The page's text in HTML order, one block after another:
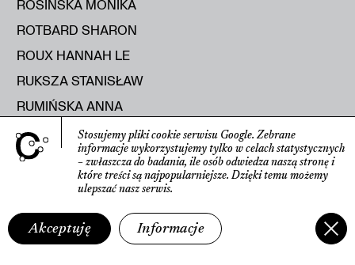
ROSIŃSKA MONIKA
ROTBARD SHARON
ROUX HANNAH LE
RUKSZA STANISŁAW
RUMIŃSKA ANNA
RUNTING HELEN
RUSAK MARYIA
RUSECKA KATERYNA
RYBICKA ELŻBIETA
Stosujemy pliki cookie serwisu Google. Zebrane
informacje wyko­rzystujemy tylko w celach statys­tycznych
– zwłaszcza do badania, ile osób odwiedza naszą stronę i
które treści są najpopularniejsze.Dzięki temu możemy
ulepszać nasz serwis.
Akceptuję Informacje